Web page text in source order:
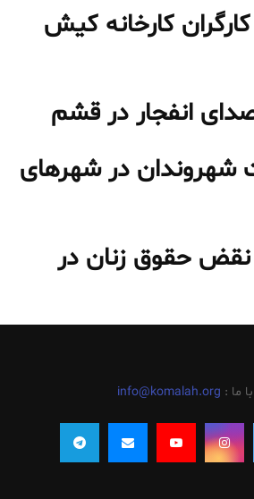
کارخانه کیش
انفجار در قشم
شهروندان در شهرهای
نقض حقوق زنان در
ما : info@komalah.org